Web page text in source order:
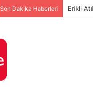
Son Dakika Haberleri Erikli